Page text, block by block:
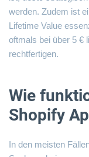
werden. Zudem ist
Lifetime Value
oftmals bei über 5 €
rechtfertigen.
Wie
Shopify
In den meisten